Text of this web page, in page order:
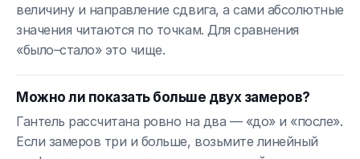
величину и направление сдвига, а сами абсолютные
значения читаются по точкам. Для сравнения
«было–стало» это чище.
Можно ли показать больше двух замеров?
Гантель рассчитана ровно на два — «до» и «после».
Если замеров три и больше, возьмите линейный